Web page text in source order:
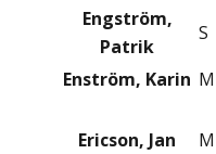
Engström,
Patrik
S
Enström, Karin M
Ericson, Jan M